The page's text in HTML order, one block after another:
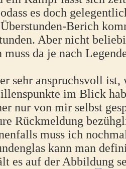
es doch
Berich
Aber nicht
muss da je nach
sehr anspruchsvoll
im Blick
nur von mir selbst
Rückmeldung
muss ich
kann man
es auf der Abbildung